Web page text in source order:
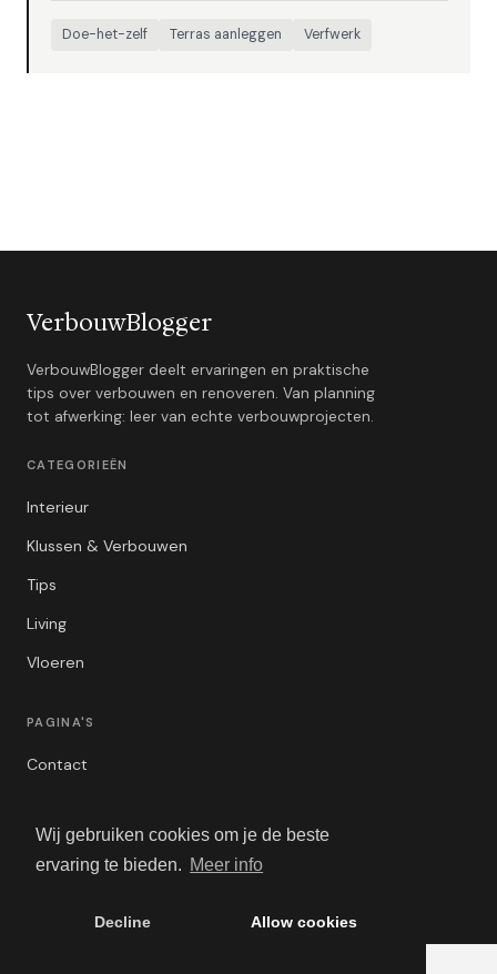
Wij gebruiken cookies om je de beste
ervaring te bieden. Meer info
Decline Allow cookies
Doe-het-zelf Terras aanleggen Verfwerk
VerbouwBlogger
VerbouwBlogger deelt ervaringen en praktische
tips over verbouwen en renoveren. Van planning
tot afwerking: leer van echte verbouwprojecten.
CATEGORIEËN
Interieur
Klussen & Verbouwen
Tips
Living
Vloeren
PAGINA'S
Contact
Algemene Voorwaarden
Adverteren